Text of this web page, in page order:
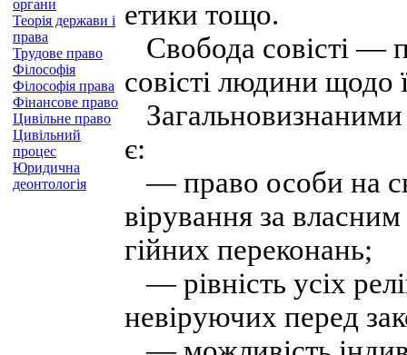
органи
Теорія держави і
права
Трудове право
Філософія
Філософія права
Фінансове право
Цивільне право
Цивільний
процес
Юридична
деонтологія
етики тощо.
Свобода совісті —
совісті людини щодо
є:
— право особи на
вірування за
гійних переконань;
— рівність усіх
невіруючих перед